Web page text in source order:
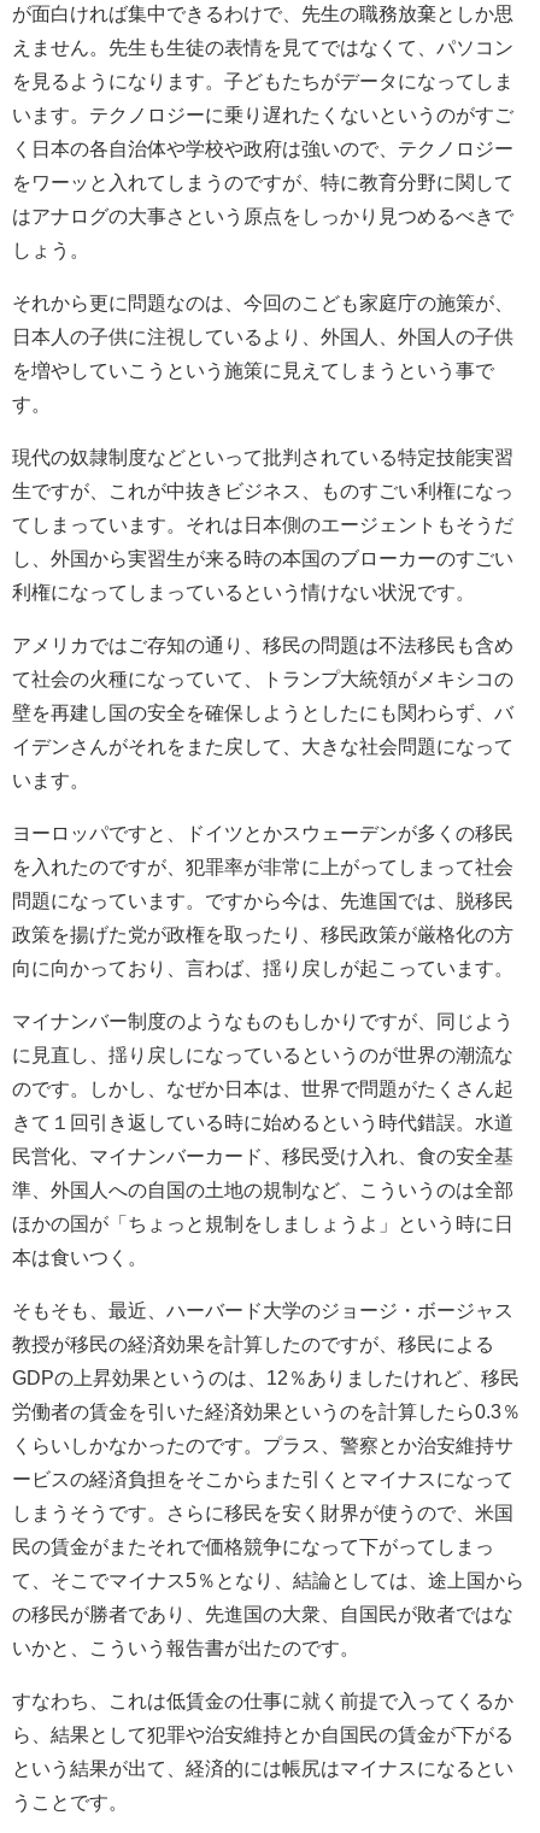
が面白ければ集中できるわけで、先生の職務放棄としか思
えません。先生も生徒の表情を見てではなくて、パソコン
を見るようになります。子どもたちがデータになってしま
います。テクノロジーに乗り遅れたくないというのがすご
く日本の各自治体や学校や政府は強いので、テクノロジー
をワーッと入れてしまうのですが、特に教育分野に関して
はアナログの大事さという原点をしっかり見つめるべきで
しょう。
それから更に問題なのは、今回のこども家庭庁の施策が、
日本人の子供に注視しているより、外国人、外国人の子供
を増やしていこうという施策に見えてしまうという事で
す。
現代の奴隷制度などといって批判されている特定技能実習
生ですが、これが中抜きビジネス、ものすごい利権になっ
てしまっています。それは日本側のエージェントもそうだ
し、外国から実習生が来る時の本国のブローカーのすごい
利権になってしまっているという情けない状況です。
アメリカではご存知の通り、移民の問題は不法移民も含め
て社会の火種になっていて、トランプ大統領がメキシコの
壁を再建し国の安全を確保しようとしたにも関わらず、バ
イデンさんがそれをまた戻して、大きな社会問題になって
います。
ヨーロッパですと、ドイツとかスウェーデンが多くの移民
を入れたのですが、犯罪率が非常に上がってしまって社会
問題になっています。ですから今は、先進国では、脱移民
政策を揚げた党が政権を取ったり、移民政策が厳格化の方
向に向かっており、言わば、揺り戻しが起こっています。
マイナンバー制度のようなものもしかりですが、同じよう
に見直し、揺り戻しになっているというのが世界の潮流な
のです。しかし、なぜか日本は、世界で問題がたくさん起
きて１回引き返している時に始めるという時代錯誤。水道
民営化、マイナンバーカード、移民受け入れ、食の安全基
準、外国人への自国の土地の規制など、こういうのは全部
ほかの国が「ちょっと規制をしましょうよ」という時に日
本は食いつく。
そもそも、最近、ハーバード大学のジョージ・ボージャス
教授が移民の経済効果を計算したのですが、移民による
GDPの上昇効果というのは、 12 ％ありましたけれど、移民
労働者の賃金を引いた経済効果というのを計算したら0.3％
くらいしかなかったのです。プラス、警察とか治安維持サ
ービスの経済負担をそこからまた引くとマイナスになって
しまうそうです。さらに移民を安く財界が使うので、米国
民の賃金がまたそれで価格競争になって下がってしまっ
て、そこでマイナス 5％となり、結論としては、途上国から
の移民が勝者であり、先進国の大衆、自国民が敗者ではな
いかと、こういう報告書が出たのです。
すなわち、これは低賃金の仕事に就く前提で入ってくるか
ら、結果として犯罪や治安維持とか自国民の賃金が下がる
という結果が出て、経済的には帳尻はマイナスになるとい
うことです。